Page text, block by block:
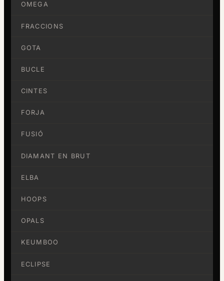
OMEGA
FRACCIONS
GOTA
BUCLE
CINTES
FORJA
FUSIÓ
DIAMANT EN BRUT
ELBA
HOOPS
OPALS
KEUMBOO
ECLIPSE